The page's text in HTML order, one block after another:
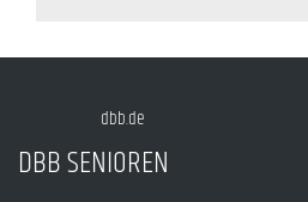
dbb.de
DBB SENIOREN